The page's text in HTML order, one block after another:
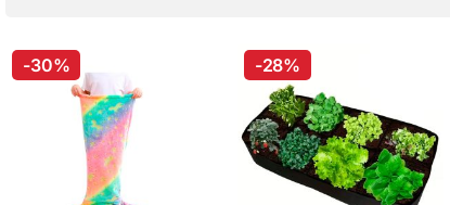
-30% -28%